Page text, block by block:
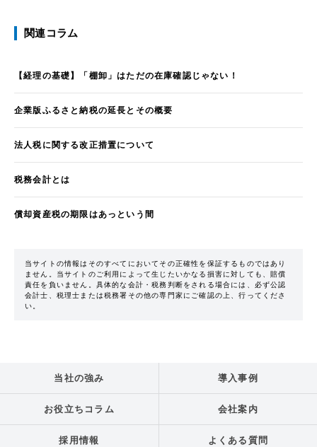
関連コラム
【経理の基礎】「棚卸」はただの在庫確認じゃない！
企業版ふるさと納税の延長とその概要
法人税に関する改正措置について
税務会計とは
償却資産税の期限はあっという間
当サイトの情報はそのすべてにおいてその正確性を保証するものではあり
ません。当サイトのご利用によって生じたいかなる損害に対しても、賠償
責任を負いません。具体的な会計・税務判断をされる場合には、必ず公認
会計士、税理士または税務署その他の専門家にご確認の上、行ってくださ
い。
当社の強み 導入事例
お役立ちコラム 会社案内
採用情報 よくある質問